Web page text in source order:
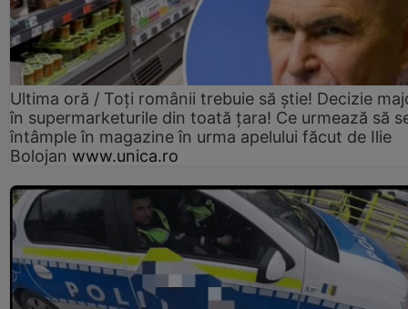
Ultima oră / Toți românii trebuie să știe! Decizie
în supermarketurile din toată țara! Ce urmează să
întâmple în magazine în urma apelului făcut de Ilie
Bolojan www.unica.ro